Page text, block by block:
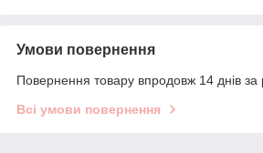
Умови повернення
Повернення товару впродовж 14 днів за
Всі умови повернення